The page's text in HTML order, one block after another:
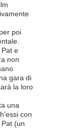
poi
e
non
gara di
la loro
una
con
(un